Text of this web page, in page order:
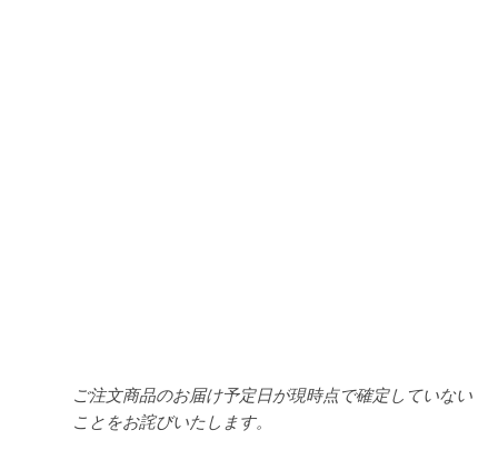
ご注文商品のお届け予定日が現時点で確定していない
ことをお詫びいたします。